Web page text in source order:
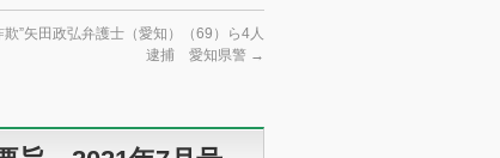
欺”矢田政弘弁護士（愛知）（69）ら4人
逮捕 愛知県警 →